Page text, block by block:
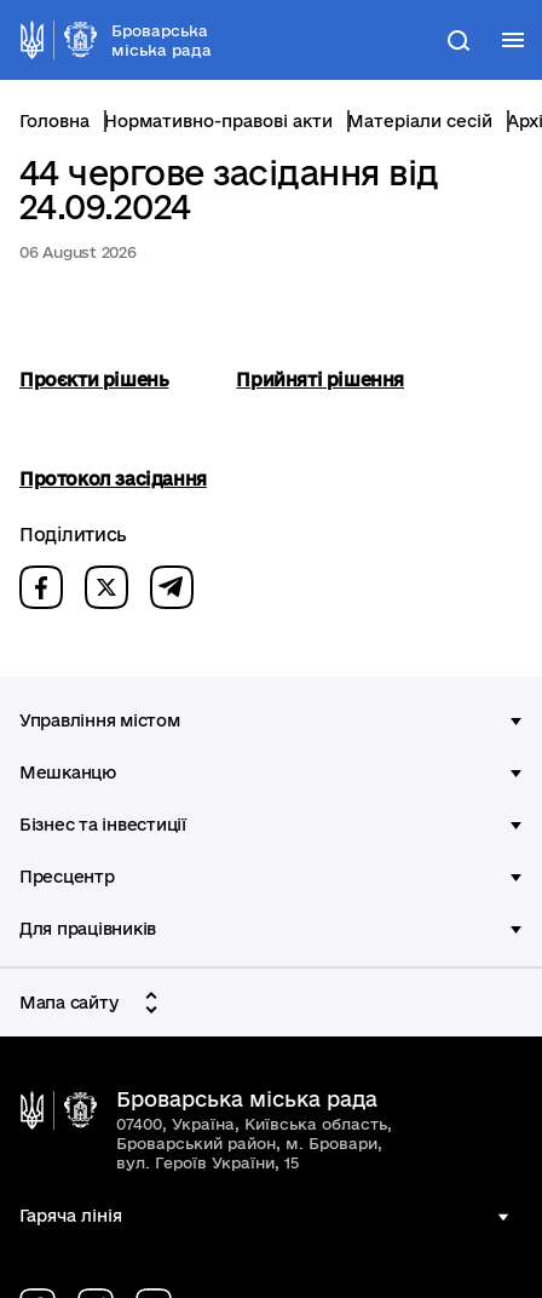
Броварська
міська рада
Пошук
Головна Нормативно-правові акти Матеріали сесій
44 чергове засідання від
24.09.2024
06 August 2026
Проєкти рішень Прийняті рішення
Протокол засідання
Поділитись
Управління містом
Мешканцю
Бізнес та інвестиції
Пресцентр
Для працівників
Мапа сайту
Броварська міська рада
07400, Україна, Київська область,
Броварський район, м. Бровари,
вул. Героїв України, 15
Гаряча лінія